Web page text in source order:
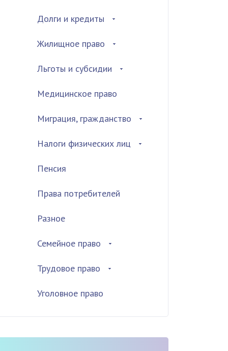
Долги и кредиты
Жилищное право
Льготы и субсидии
Медицинское право
Миграция, гражданство
Налоги физических лиц
Пенсия
Права потребителей
Разное
Семейное право
Трудовое право
Уголовное право